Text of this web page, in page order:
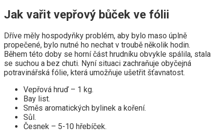
Jak vařit vepřový bůček ve fólii
Dříve měly hospodyňky problém, aby bylo maso úplně
propečené, bylo nutné ho nechat v troubě několik hodin.
Během této doby se horní část hrudníku obvykle spálila, stala
se suchou a bez chuti. Nyní situaci zachraňuje obyčejná
potravinářská fólie, která umožňuje ušetřit šťavnatost.
Vepřová hruď – 1 kg.
Bay list.
Směs aromatických bylinek a koření.
Sůl.
Česnek – 5-10 hřebíček.